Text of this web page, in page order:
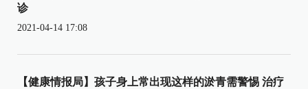
诊
2021-04-14 17:08
【健康情报局】孩子身上常出现这样的淤青需警惕 治疗